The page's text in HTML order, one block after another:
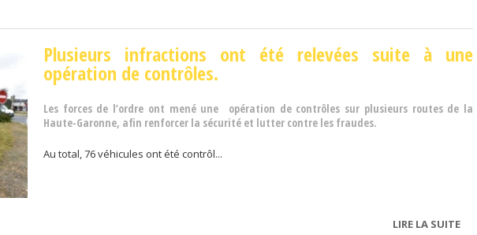
Plusieurs infractions ont été relevées suite à une
opération de contrôles.
Les forces de l’ordre ont mené une opération de contrôles sur plusieurs routes de la
Haute-Garonne, afin renforcer la sécurité et lutter contre les fraudes.
Au total, 76 véhicules ont été contrôl...
LIRE LA SUITEDE